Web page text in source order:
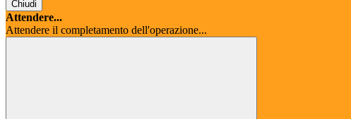
Chiudi
Attendere...
Attendere il completamento dell'operazione...